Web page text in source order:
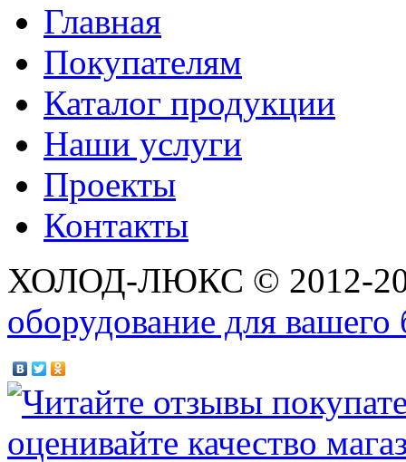
Главная
Покупателям
Каталог продукции
Наши услуги
Проекты
Контакты
ХОЛОД-ЛЮКС © 2012-
оборудование для вашего